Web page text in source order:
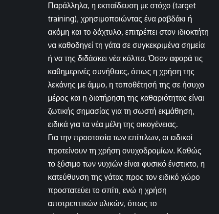
Παράλληλα, η εκπαίδευση με στόχο (target
training), χρησιμοποιώντας ένα ραβδάκι ή
ακόμη και το δάχτυλο, επιτρέπει στον ιδιοκτήτη
να καθοδηγεί τη γάτα σε συγκεκριμένα σημεία
ή να της διδάσκει νέα κόλπα. Όσον αφορά τις
καθημερινές συνήθειες, όπως η χρήση της
λεκάνης με άμμο, η τοποθέτησή της σε ήσυχο
μέρος και η διατήρηση της καθαριότητας είναι
ζωτικής σημασίας για τη σωστή εκμάθηση,
ειδικά για τα νέα μέλη της οικογένειας.
Για την προστασία των επίπλων, οι ειδικοί
προτείνουν τη χρήση ονυχοδρομίων. Καθώς
το ξύσιμο των νυχιών είναι φυσικό ένστικτο, η
κατεύθυνση της γάτας προς τον ειδικό χώρο
προστατεύει το σπίτι, ενώ η χρήση
αποτρεπτικών υλικών, όπως το